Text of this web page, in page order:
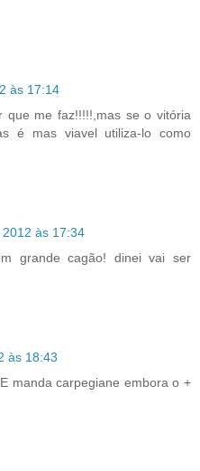
às 17:14
que me faz!!!!!,mas se o vitória
é mas viavel utiliza-lo como
às 17:34
grande cagão! dinei vai ser
às 18:43
manda carpegiane embora o +